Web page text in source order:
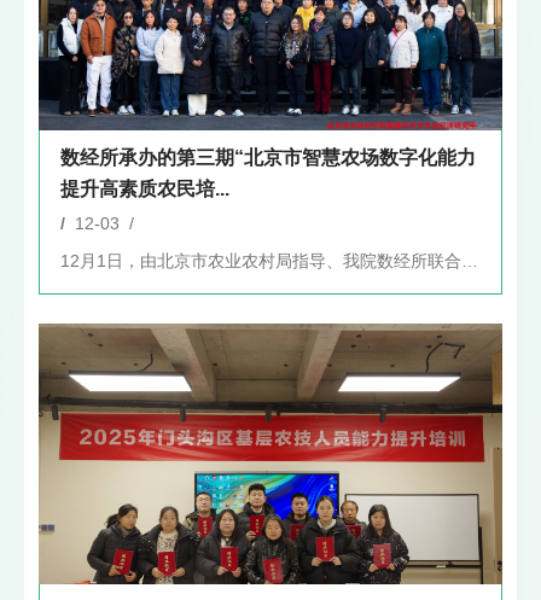
数经所承办的第三期“北京市智慧农场数字化能力
提升高素质农民培...
/ 12-03 /